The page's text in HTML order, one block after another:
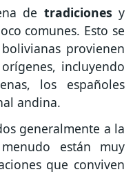
de tradicionesy
comunes. Esto se
provienen
incluyendo
los españoles
andina.
generalmente a la
están muy
que conviven